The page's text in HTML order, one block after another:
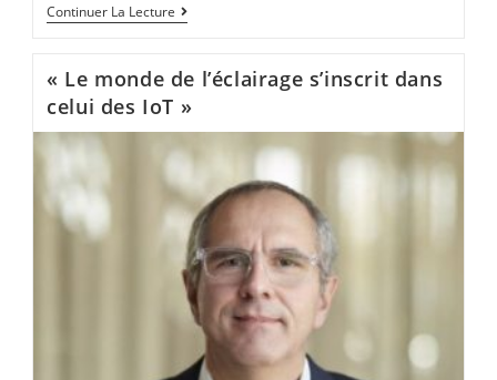
Continuer La Lecture
« Le monde de l’éclairage s’inscrit dans
celui des IoT »